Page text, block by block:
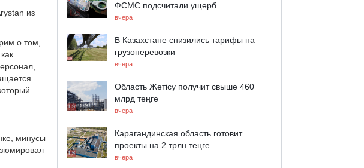
из
о том,
минусы
ФСМС подсчитали ущерб
вчера
В Казахстане снизились тарифы на
грузоперевозки
вчера
Область Жетісу получит свыше 460
млрд теңге
вчера
Карагандинская область готовит
проекты на 2 трлн теңге
вчера